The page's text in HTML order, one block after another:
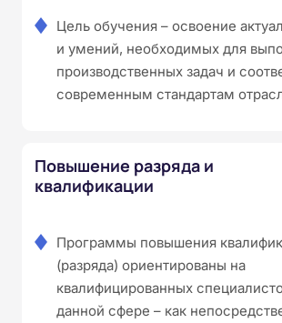
Цель обучения – освоение
и умений, необходимых для
производственных задач и
современным стандартам
Повышение разряда и
квалификации
Программы повышения
(разряда) ориентированы на
квалифицированных
данной сфере – как